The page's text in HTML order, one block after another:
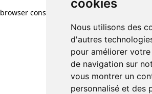
cookies
Nous utilisons des
d'autres
pour améliorer
de navigation sur
vous montrer un
personnalisé et des
browser console for more information)